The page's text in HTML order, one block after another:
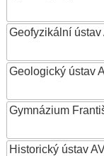
Geofyzikální ústav
Geologický ústav
Gymnázium
Historický ústav